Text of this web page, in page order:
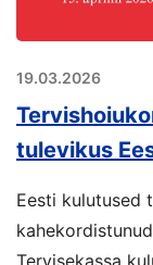
19.03.2026
tulevikus
Eesti kulutused
Tervisekassa